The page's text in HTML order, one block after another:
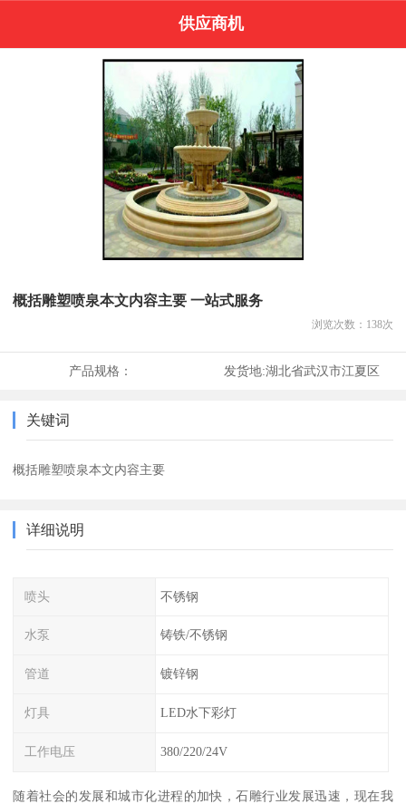
供应商机
概括雕塑喷泉本文内容主要 一站式服务
浏览次数： 138次
产品规格： 发货地:湖北省武汉市江夏区
关键词
概括雕塑喷泉本文内容主要
详细说明
喷头 不锈钢
水泵 铸铁/不锈钢
管道 镀锌钢
灯具 LED水下彩灯
工作电压 380/220/24V
随着社会的发展和城市化进程的加快，石雕行业发展迅速，现在我